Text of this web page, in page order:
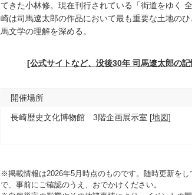
てきた小林修。現在刊行されている「街道をゆく
崎は司馬遼太郎の作品において最も重要な土地の
馬文学の理解を深める。
[公式サイトなど、没後30年 司馬遼太郎の
開催場所
長崎歴史文化博物館 3階企画展示室 [地図]
※掲載情報は2026年5月時点のものです。随時更新を
で、事前にご確認のうえ、おでかけください。